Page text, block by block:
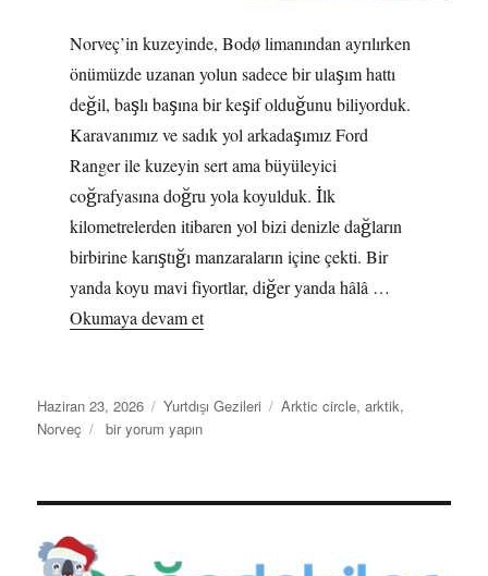
Norveç’in kuzeyinde, Bodø limanından ayrılırken
önümüzde uzanan yolun sadece bir ulaşım hattı
değil, başlı başına bir keşif olduğunu biliyorduk.
Karavanımız ve sadık yol arkadaşımız Ford
Ranger ile kuzeyin sert ama büyüleyici
coğrafyasına doğru yola koyulduk. İlk
kilometrelerden itibaren yol bizi denizle dağların
birbirine karıştığı manzaraların içine çekti. Bir
yanda koyu mavi fiyortlar, diğer yanda hâlâ …
Okumaya devam et“Norveç Günlüğü 2 – Bodø’dan
Yayın
tarihi
Haziran 23, 2026 Kategoriler
Yurtdışı Gezileri Etiketler
Arktic circle,arktik,
Norveç
Norveç
–
bir yorum yapın